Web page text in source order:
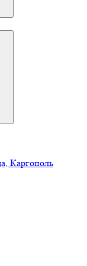
Каргополь